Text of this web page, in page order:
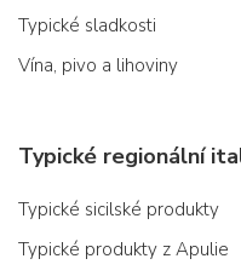
Typické sladkosti
Vína, pivo a lihoviny
Typické regionální
Typické sicilské produkty
Typické produkty z Apulie